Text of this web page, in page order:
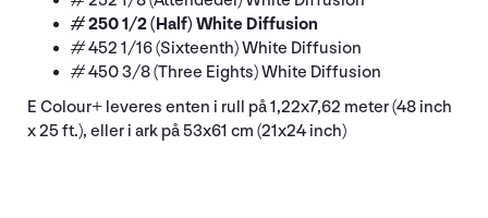
# 250 1/2 (Half) White Diffusion
# 452 1/16 (Sixteenth) White Diffusion
# 450 3/8 (Three Eights) White Diffusion
E Colour+ leveres enten i rull på 1,22x7,62 meter (48 inch
x 25 ft.), eller i ark på 53x61 cm (21x24 inch)